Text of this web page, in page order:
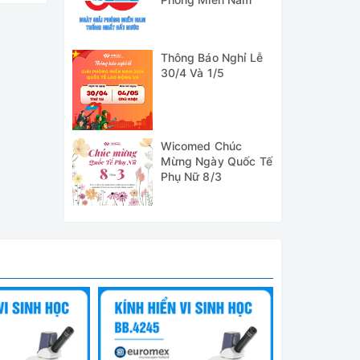
dụng
Thông Báo Nghỉ Lễ
30/4 Và 1/5
Wicomed Chúc
Mừng Ngày Quốc Tế
Phụ Nữ 8/3